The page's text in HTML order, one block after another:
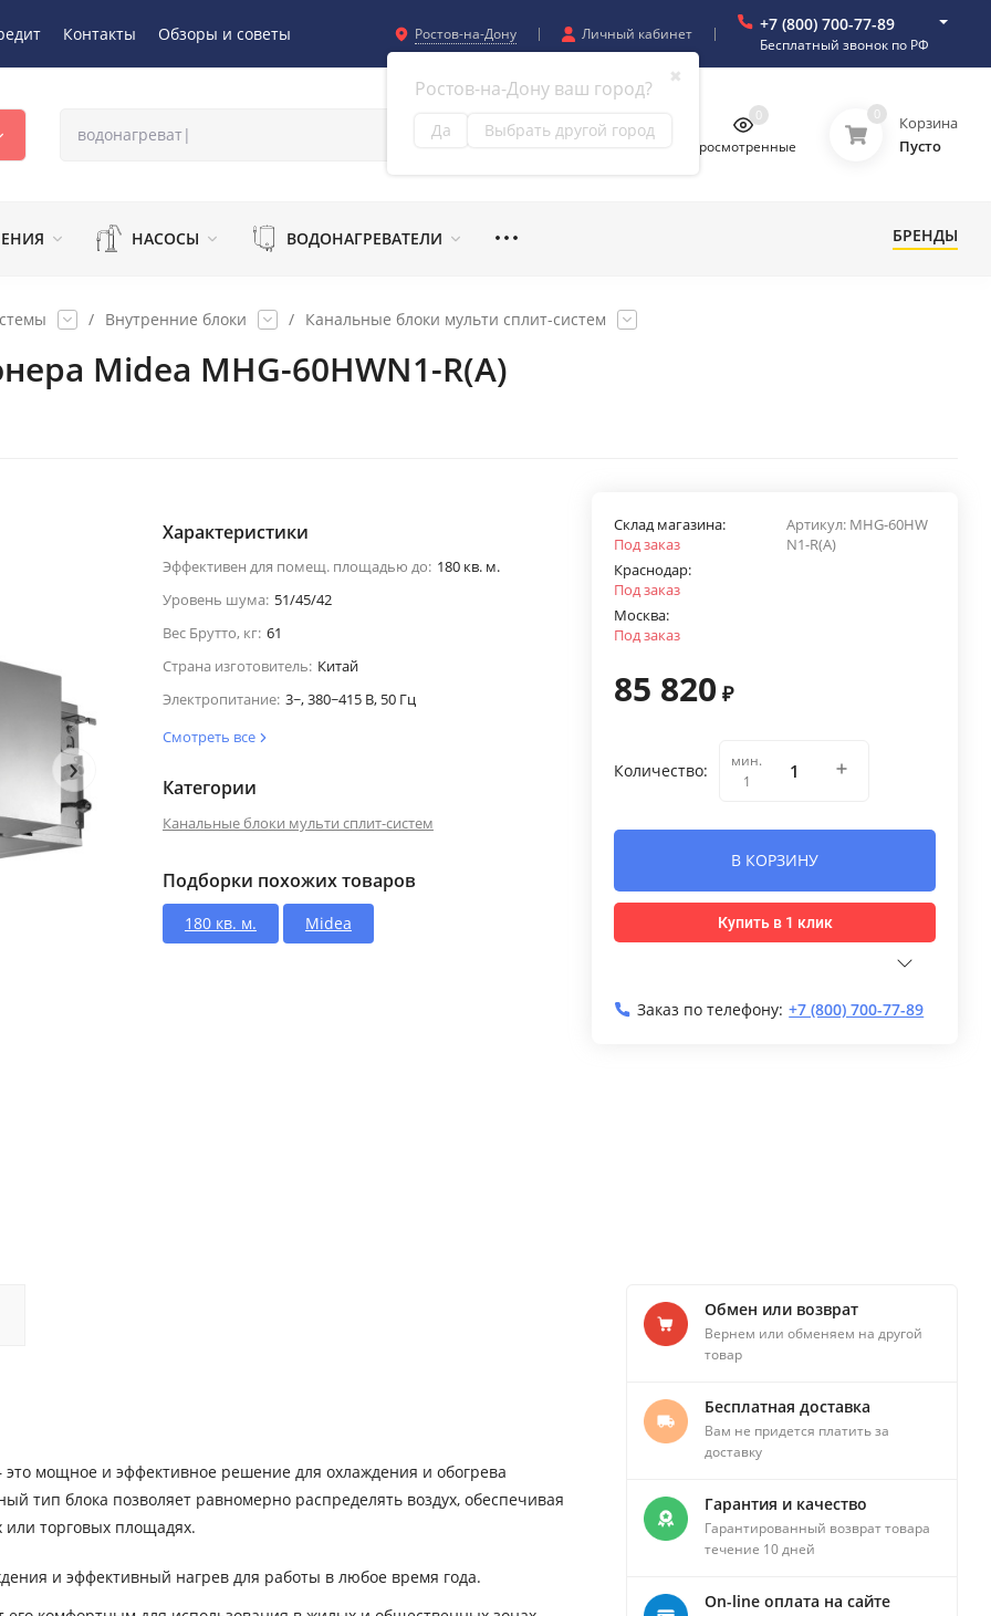
Контакты Обзоры и советы Ростов-на-Дону
✖
Ростов-на-Дону ваш город?
Да Выбрать другой город
Личный кабинет +7 (800) 700-77-89
Бесплатный звонок по РФ
Просмотренные
0 0
Корзина
Пусто
НАСОСЫ ВОДОНАГРЕВАТЕЛИ БРЕНДЫ
/ Внутренние блоки / Канальные блоки мульти сплит-систем
Midea MHG-60HWN1-R(A)
›
Характеристики
Эффективен для помещ. площадью до: 180 кв. м.
Уровень шума: 51/45/42
Вес Брутто, кг: 61
Страна изготовитель: Китай
Электропитание: 3~, 380~415 В, 50 Гц
Смотреть все
Категории
Канальные блоки мульти сплит-систем
Подборки похожих товаров
180 кв. м. Midea
Артикул: MHG-60HW
N1-R(A)
Склад магазина:
Под заказ
Краснодар:
Под заказ
Москва:
Под заказ
85 820 ₽
Количество:
мин.
1
В КОРЗИНУ
Купить в 1 клик
Заказ по телефону: +7 (800) 700-77-89
мощное и эффективное решение для охлаждения и обогрева
тип блока позволяет равномерно распределять воздух, обеспечивая
торговых площадях.
и эффективный нагрев для работы в любое время года.
Обмен или возврат
Вернем или обменяем на другой
товар
Бесплатная доставка
Вам не придется платить за
доставку
Гарантия и качество
Гарантированный возврат товара
течение 10 дней
On-line оплата на сайте